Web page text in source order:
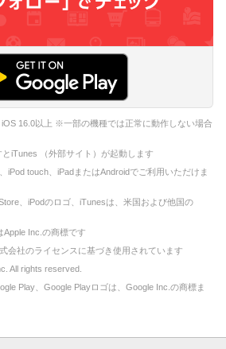
16.0以上 ※一部の機種では正常に動作しない場合
とiTunes （外部サイト）が起動します
iPod touch、iPadまたはAndroidでご利用いただけま
、iPodのロゴ、iTunesは、米国および他国の
Apple Inc.の商標です
会社のライセンスに基づき使用されています
All rights reserved.
Play、Google Playロゴは、Google Inc.の商標ま